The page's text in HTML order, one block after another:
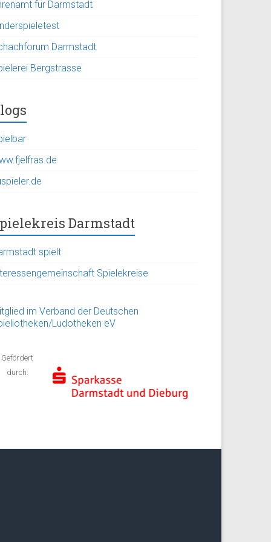
für Darmstadt
Darmstadt
Bergstrasse
Darmstadt
spielt
Spielekreise
im Verband der Deutschen
Ludotheken eV
Gefördert
durch: